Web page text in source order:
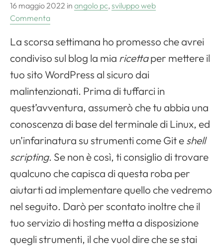
16 maggio 2022 in angolo pc, sviluppo web
Commenta
La scorsa settimana ho promesso che avrei
condiviso sul blog la mia ricettaper mettere il
tuo sito WordPress al sicuro dai
malintenzionati. Prima di tuffarci in
quest’avventura, assumerò che tu abbia una
conoscenza di base del terminale di Linux, ed
un’infarinatura su strumenti come Git eshell
scripting. Se non è così, ti consiglio di trovare
qualcuno che capisca di questa roba per
aiutarti ad implementare quello che vedremo
nel seguito. Darò per scontato inoltre che il
tuo servizio di hosting metta a disposizione
quegli strumenti, il che vuol dire che se stai